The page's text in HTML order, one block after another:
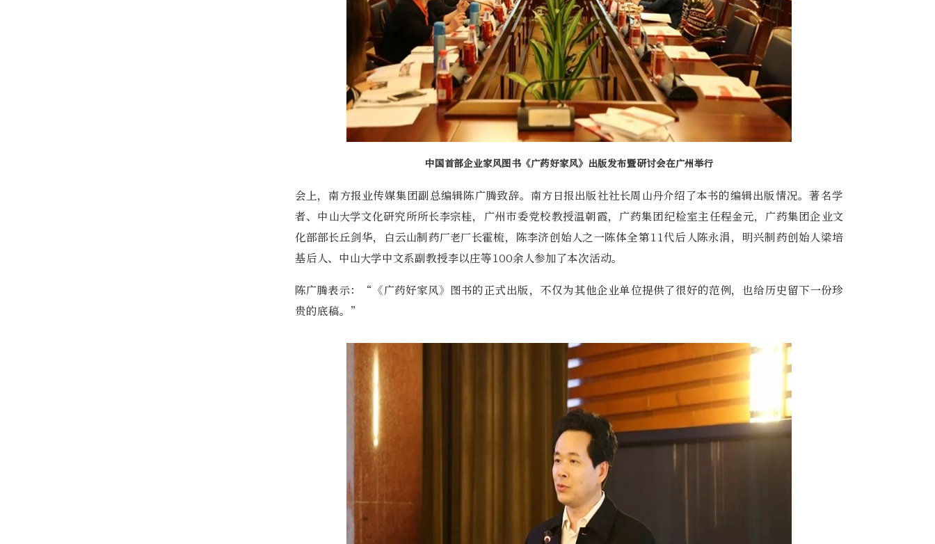
中国首部企业家风图书《广药好家风》出版发布暨研讨会在广州举行
会上，南方报业传媒集团副总编辑陈广腾致辞。南方日报出版社社长周山丹介绍了本书的编辑出版情况。著名学
者、中山大学文化研究所所长李宗桂，广州市委党校教授温朝霞，广药集团纪检室主任程金元，广药集团企业文
化部部长丘剑华，白云山制药厂老厂长霍梳，陈李济创始人之一陈体全第11代后人陈永涓，明兴制药创始人梁培
基后人、中山大学中文系副教授李以庄等100余人参加了本次活动。
陈广腾表示：“《广药好家风》图书的正式出版，不仅为其他企业单位提供了很好的范例，也给历史留下一份珍
贵的底稿。”